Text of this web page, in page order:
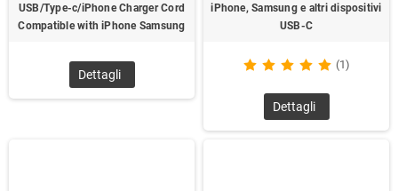
USB/Type-c/iPhone Charger Cord
Compatible with iPhone Samsung
Dettagli
iPhone, Samsung e altri dispositivi
USB-C
(1)
Dettagli